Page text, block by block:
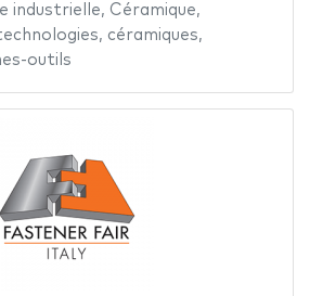
industrielle, Céramique,
, céramiques,
outils